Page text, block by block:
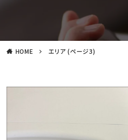
HOME エリア (ページ3)